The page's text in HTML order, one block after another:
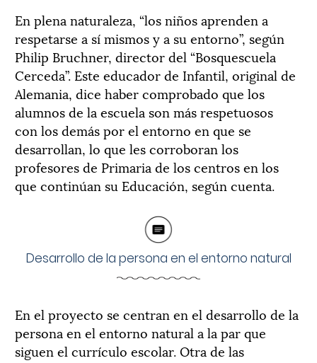
En plena naturaleza, “los niños aprenden a
respetarse a sí mismos y a su entorno”, según
Philip Bruchner, director del “Bosquescuela
Cerceda”. Este educador de Infantil, original de
Alemania, dice haber comprobado que los
alumnos de la escuela son más respetuosos
con los demás por el entorno en que se
desarrollan, lo que les corroboran los
profesores de Primaria de los centros en los
que continúan su Educación, según cuenta.
Desarrollo de la persona en el entorno natural
En el proyecto se centran en el desarrollo de la
persona en el entorno natural a la par que
siguen el currículo escolar. Otra de las